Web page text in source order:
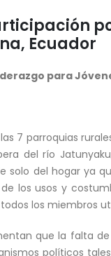
Ecuador
para
7 parroquias
del río
solo del hogar ya
los usos y
los miembros
que la falta
políticos